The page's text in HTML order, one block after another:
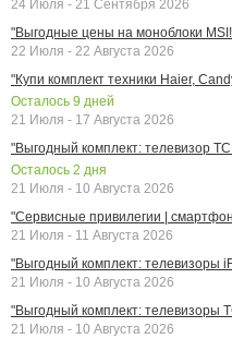
24 Июля - 21 Сентября 2026
"Выгодные цены на моноблоки
22 Июля - 22 Августа 2026
"Купи комплект техники Haier,
Осталось 9 дней
21 Июля - 17 Августа 2026
"Выгодный комплект: телевизор
Осталось 2 дня
21 Июля - 10 Августа 2026
"Сервисные привилегии |
21 Июля - 11 Августа 2026
"Выгодный комплект: телевизоры
21 Июля - 10 Августа 2026
"Выгодный комплект: телевизоры
21 Июля - 10 Августа 2026